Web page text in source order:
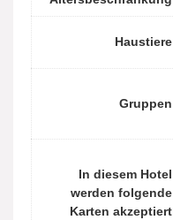
Haustiere
Gruppen
In diesem Hotel
werden folgende
Karten akzeptiert